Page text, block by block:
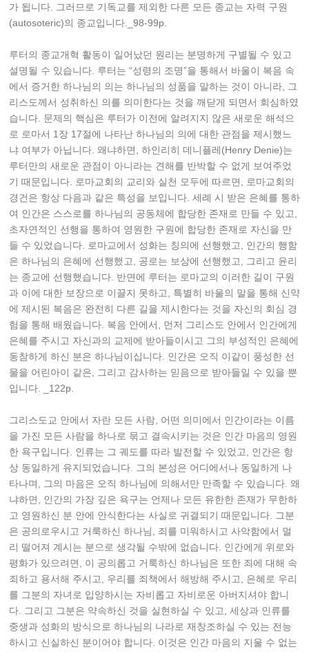
가 됩니다. 그러므로 기독교를 제외한 다른 모든 종교는 자력 구원
(autosoteric)의 종교입니다._98-99p.
루터의 종교개혁 활동이 일어났던 원리는 분명하게 구별될 수 있고
설명될 수 있습니다. 루터는 “성령의 조명”을 통해서 바울이 복음 속
에서 증거한 하나님의 의는 하나님의 성품을 말하는 것이 아니라, 그
리스도께서 성취하신 의를 의미한다는 것을 깨닫게 되면서 회심하였
습니다. 문제의 핵심은 루터가 이전에 알려지지 않은 새로운 해석으
로 로마서 1장 17절에 나타난 하나님의 의에 대한 관점을 제시했느
냐 여부가 아닙니다. 왜냐하면, 하인리히 데니플레(Henry Denie)는
루터만의 새로운 관점이 아니라는 견해를 반박할 수 없게 보여주었
기 때문입니다. 로마교회의 교리와 실천 모두에 따르면, 로마교회의
경건은 항상 다음과 같은 특성을 보입니다. 세례 시 받은 은혜를 통하
여 인간은 스스로를 하나님의 공동체에 합당한 존재로 만들 수 있고,
초자연적인 선행을 통하여 영원한 구원에 합당한 존재로 자신을 만
들 수 있었습니다. 로마교에서 성화는 칭의에 선행했고, 인간의 행함
은 하나님의 은혜에 선행했고, 공로는 보상에 선행했고, 그리고 윤리
는 종교에 선행했습니다. 반면에 루터는 로마교의 이러한 길이 구원
과 이에 대한 보장으로 이끌지 못하고, 특별히 바울의 말을 통해 신약
에 제시된 복음은 완전히 다른 길을 제시한다는 것을 자신의 회심 경
험을 통해 배웠습니다. 복음 안에서, 먼저 그리스도 안에서 인간에게
은혜를 주시고 자신과의 교제에 받아들이시고 그의 부성적인 은혜에
동참하게 하신 분은 하나님이십니다. 인간은 오직 이같이 풍성한 선
물을 어린아이 같은, 그리고 감사하는 믿음으로 받아들일 수 있을 뿐
입니다. _122p.
그리스도교 안에서 자란 모든 사람, 어떤 의미에서 인간이라는 이름
을 가진 모든 사람을 하나로 묶고 결속시키는 것은 인간 마음의 영원
한 욕구입니다. 인류는 그 궤도를 따라 발전할 수 있었고, 인간은 항
상 동일하게 유지되었습니다. 그의 본성은 어디에서나 동일하게 나
타나며, 그의 마음은 오직 하나님에 의해서만 만족할 수 있습니다. 왜
냐하면, 인간의 가장 깊은 욕구는 언제나 모든 유한한 존재가 무한하
고 영원하신 분 안에 안식한다는 사실로 귀결되기 때문입니다. 그분
은 공의로우시고 거룩하신 하나님, 죄를 미워하시고 사악함에서 멀
리 떨어져 계시는 분으로 생각될 수밖에 없습니다. 인간에게 위로와
평화가 있으려면, 이 공의롭고 거룩하신 하나님은 또한 죄에 대해 속
죄하고 용서해 주시고, 우리를 죄책에서 해방해 주시고, 은혜로 우리
를 그분의 자녀로 입양하시는 자비롭고 자비로운 아버지셔야 합니
다. 그리고 그분은 약속하신 것을 실현하실 수 있고, 세상과 인류를
중생과 성화의 방식으로 하나님의 나라로 재창조하실 수 있는 전능
하시고 신실하신 분이어야 합니다. 이것은 인간 마음의 지울 수 없는